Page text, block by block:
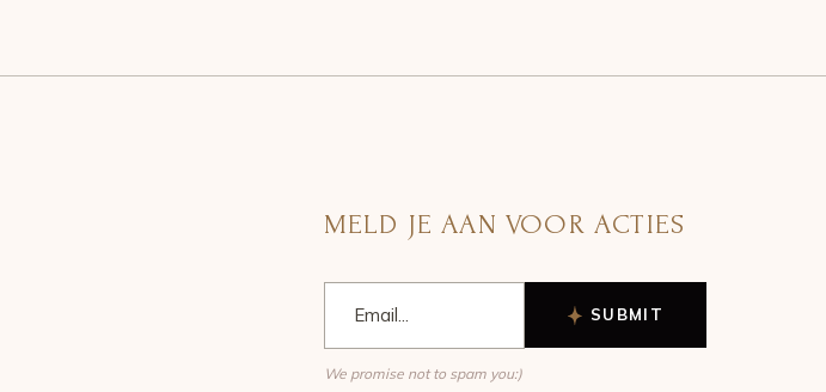
MELD JE AAN VOOR ACTIES
SUBMIT
We promise not to spam you:)